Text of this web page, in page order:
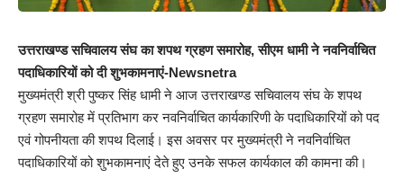
उत्तराखण्ड सचिवालय संघ का शपथ ग्रहण समारोह, सीएम धामी ने नवनिर्वाचित
पदाधिकारियों को दी शुभकामनाएं-Newsnetra
मुख्यमंत्री श्री पुष्कर सिंह धामी ने आज उत्तराखण्ड सचिवालय संघ के शपथ
ग्रहण समारोह में प्रतिभाग कर नवनिर्वाचित कार्यकारिणी के पदाधिकारियों को पद
एवं गोपनीयता की शपथ दिलाई। इस अवसर पर मुख्यमंत्री ने नवनिर्वाचित
पदाधिकारियों को शुभकामनाएं देते हुए उनके सफल कार्यकाल की कामना की।